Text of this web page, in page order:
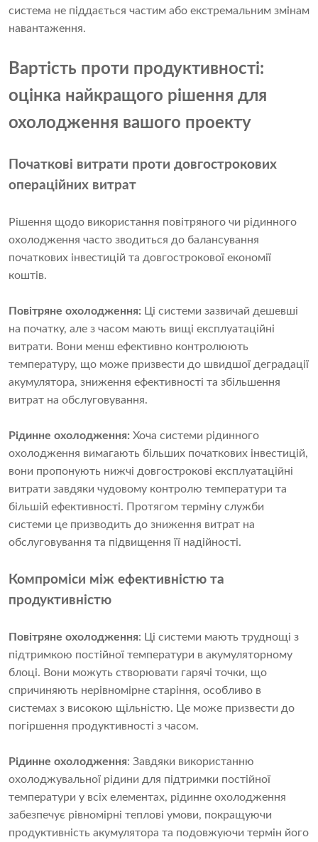
система не піддається частим або екстремальним змінам
навантаження.
Вартість проти продуктивності:
оцінка найкращого рішення для
охолодження вашого проекту
Початкові витрати проти довгострокових
операційних витрат
Рішення щодо використання повітряного чи рідинного
охолодження часто зводиться до балансування
початкових інвестицій та довгострокової економії
коштів.
Повітряне охолодження: Ці системи зазвичай дешевші
на початку, але з часом мають вищі експлуатаційні
витрати. Вони менш ефективно контролюють
температуру, що може призвести до швидшої деградації
акумулятора, зниження ефективності та збільшення
витрат на обслуговування.
Рідинне охолодження: Хоча системи рідинного
охолодження вимагають більших початкових інвестицій,
вони пропонують нижчі довгострокові експлуатаційні
витрати завдяки чудовому контролю температури та
більшій ефективності. Протягом терміну служби
системи це призводить до зниження витрат на
обслуговування та підвищення її надійності.
Компроміси між ефективністю та
продуктивністю
Повітряне охолодження: Ці системи мають труднощі з
підтримкою постійної температури в акумуляторному
блоці. Вони можуть створювати гарячі точки, що
спричиняють нерівномірне старіння, особливо в
системах з високою щільністю. Це може призвести до
погіршення продуктивності з часом.
Рідинне охолодження: Завдяки використанню
охолоджувальної рідини для підтримки постійної
температури у всіх елементах, рідинне охолодження
забезпечує рівномірні теплові умови, покращуючи
продуктивність акумулятора та подовжуючи термін його